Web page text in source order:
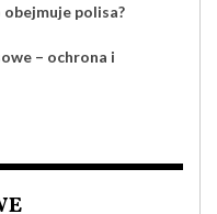
polisa?
– ochrona i